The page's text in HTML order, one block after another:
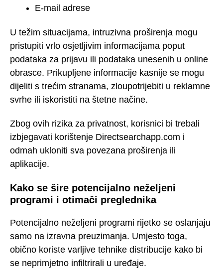
E-mail adrese
U težim situacijama, intruzivna proširenja mogu
pristupiti vrlo osjetljivim informacijama poput
podataka za prijavu ili podataka unesenih u online
obrasce. Prikupljene informacije kasnije se mogu
dijeliti s trećim stranama, zloupotrijebiti u reklamne
svrhe ili iskoristiti na štetne načine.
Zbog ovih rizika za privatnost, korisnici bi trebali
izbjegavati korištenje Directsearchapp.com i
odmah ukloniti sva povezana proširenja ili
aplikacije.
Kako se šire potencijalno neželjeni
programi i otimači preglednika
Potencijalno neželjeni programi rijetko se oslanjaju
samo na izravna preuzimanja. Umjesto toga,
obično koriste varljive tehnike distribucije kako bi
se neprimjetno infiltrirali u uređaje.